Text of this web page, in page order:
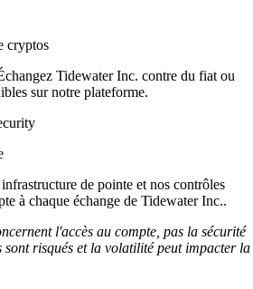
cryptos
Tidewater Inc. contre du fiat ou
sur notre plateforme.
de pointe et nos contrôles
à chaque échange de Tidewater Inc..
l'accès au compte, pas la sécurité
sont risqués et la volatilité peut impacter la